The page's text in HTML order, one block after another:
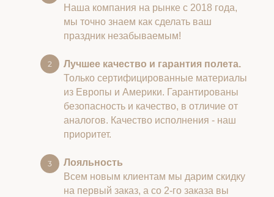
Наша компания на рынке с 2018 года,
мы точно знаем как сделать ваш
праздник незабываемым!
Лучшее качество и гарантия полета.
Только сертифицированные материалы
из Европы и Америки. Гарантированы
безопасность и качество, в отличие от
аналогов. Качество исполнения - наш
приоритет.
Лояльность
Всем новым клиентам мы дарим скидку
на первый заказ, а со 2-го заказа вы